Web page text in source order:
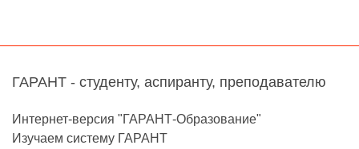
ГАРАНТ - студенту, аспиранту, преподавателю
Интернет-версия "ГАРАНТ-Образование"
Изучаем систему ГАРАНТ